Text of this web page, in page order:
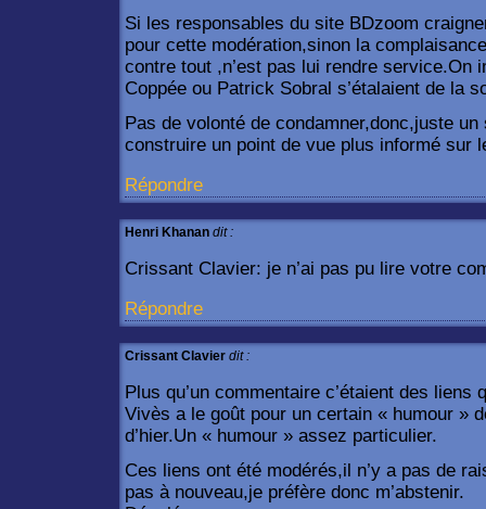
Si les responsables du site BDzoom
pour cette modération,sinon la
contre tout ,n’est pas lui rendre service.On
Coppée ou Patrick Sobral s’étalaient de la
Pas de volonté de condamner,donc,juste
construire un point de vue plus informé sur
Répondre
Henri Khanan dit :
Crissant Clavier: je n’ai pas pu lire votre
Répondre
Crissant Clavier dit :
Plus qu’un commentaire c’étaient des liens
Vivès a le goût pour un certain « humour »
d’hier.Un « humour » assez particulier.
Ces liens ont été modérés,il n’y a pas de
pas à nouveau,je préfère donc m’abstenir.